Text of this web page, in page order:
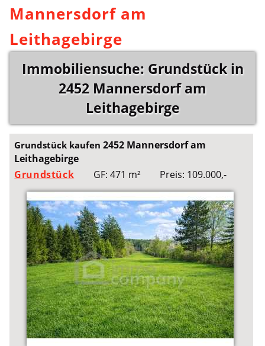
Mannersdorf am
Leithagebirge
Immobiliensuche: Grundstück in
2452 Mannersdorf am
Leithagebirge
Grundstück kaufen2452 Mannersdorf am
Leithagebirge
Grundstück
GF: 471 m² Preis: 109.000,-